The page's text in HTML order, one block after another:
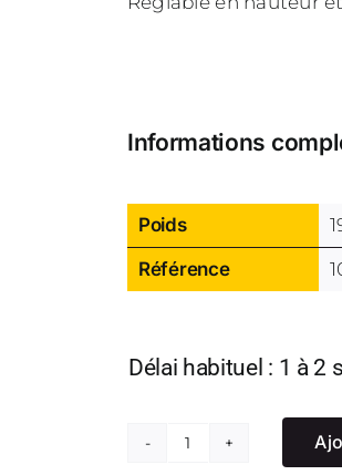
Informations
Poids
Référence
Délai habituel : 1 à 2